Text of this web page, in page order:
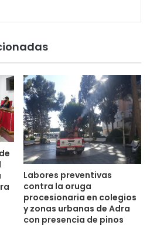
Labores preventivas
contra la oruga
procesionaria en colegios
y zonas urbanas de Adra
con presencia de pinos